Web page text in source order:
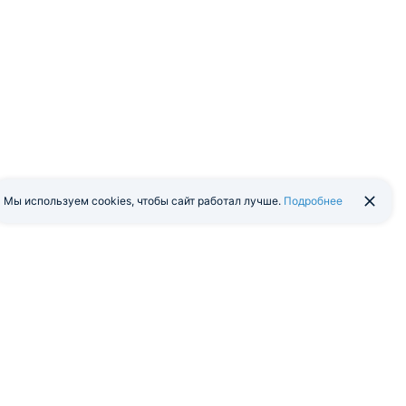
Мы используем cookies, чтобы сайт работал лучше. Подробнее